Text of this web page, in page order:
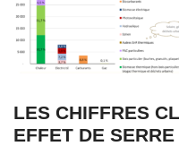
LES CHIFFRES
EFFET DE